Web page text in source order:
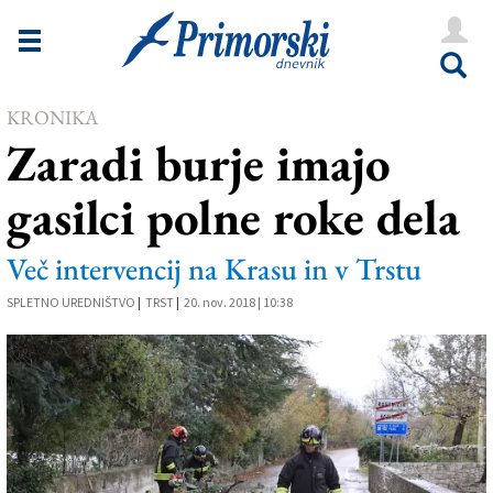
Novice
Goriška
Kultura
Šport
Še
Vreme
V Kioskih
Uredništvo
Oglasi
KRONIKA
Zaradi burje imajo
gasilci polne roke dela
Več intervencij na Krasu in v Trstu
SPLETNO UREDNIŠTVO | TRST | 20. nov. 2018 | 10:38